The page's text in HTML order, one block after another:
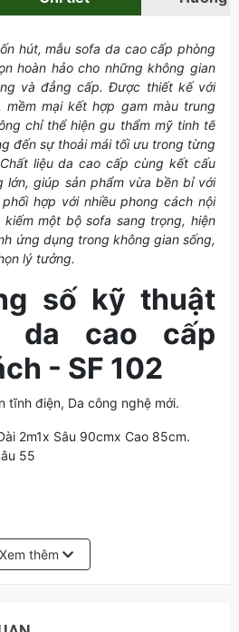
hút, mẫu sofa da cao cấp phòng
hoàn hảo cho những không gian
và đẳng cấp. Được thiết kế với
mềm mại kết hợp gam màu trung
chỉ thể hiện gu thẩm mỹ tinh tế
đến sự thoải mái tối ưu trong từng
liệu da cao cấp cùng kết cấu
lớn, giúp sản phẩm vừa bền bỉ với
hợp với nhiều phong cách nội
một bộ sofa sang trọng, hiện
ứng dụng trong không gian sống,
lý tưởng.
số kỹ thuật
da cao cấp
- SF 102
tĩnh điện, Da công nghệ mới.
2m1x Sâu 90cmx Cao 85cm.
55
chọn màu sắc, kích thước, chất
nhận tư vấn ngay chi tiết sản
Xem thêm